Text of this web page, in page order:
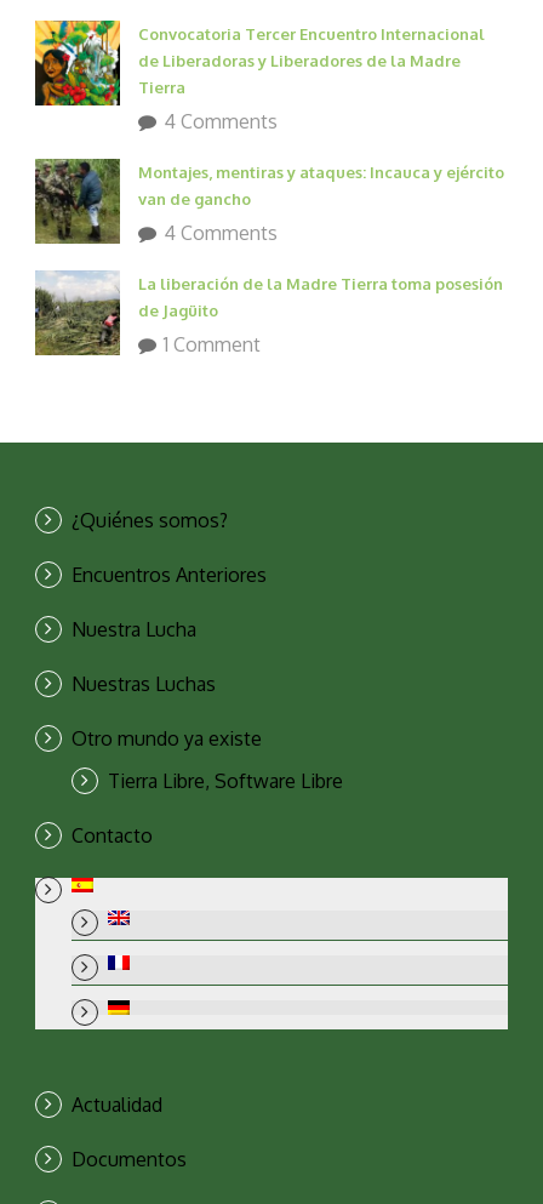
Convocatoria Tercer Encuentro Internacional
de Liberadoras y Liberadores de la Madre
Tierra
4 Comments
Montajes, mentiras y ataques: Incauca y ejército
van de gancho
4 Comments
La liberación de la Madre Tierra toma posesión
de Jagüito
1 Comment
¿Quiénes somos?
Encuentros Anteriores
Nuestra Lucha
Nuestras Luchas
Otro mundo ya existe
Tierra Libre, Software Libre
Contacto
Actualidad
Documentos